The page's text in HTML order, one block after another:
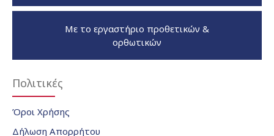
Με το εργαστήριο προθετικών &
ορθωτικών
Πολιτικές
Όροι Χρήσης
Δήλωση Απορρήτου